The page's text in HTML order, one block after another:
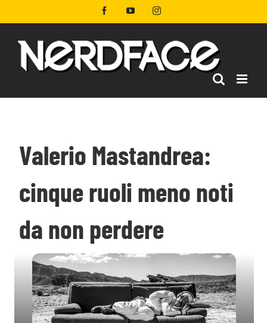
al
FacebookYouTubeInstagram
Valerio Mastandrea:
cinque ruoli meno noti
da non perdere